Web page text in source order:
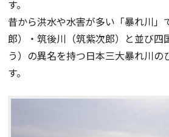
す。
昔から洪水や水害が多い「暴れ川」
郎）・筑後川（筑紫次郎）と並び四
う）の異名を持つ日本三大暴れ川の
す。